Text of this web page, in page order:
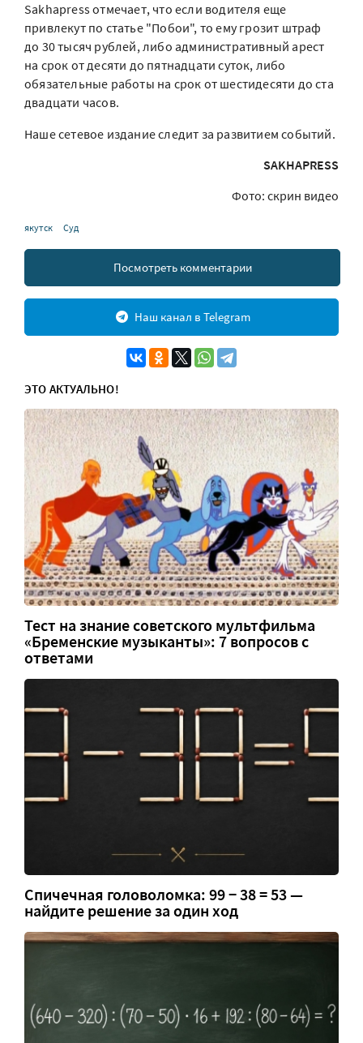
Sakhapress отмечает, что если водителя еще
привлекут по статье "Побои", то ему грозит штраф
до 30 тысяч рублей, либо административный арест
на срок от десяти до пятнадцати суток, либо
обязательные работы на срок от шестидесяти до ста
двадцати часов.
Наше сетевое издание следит за развитием событий.
SAKHAPRESS
Фото: скрин видео
якутск Суд
Посмотреть комментарии
Наш канал в Telegram
ЭТО АКТУАЛЬНО!
Тест на знание советского мультфильма
«Бременские музыканты»: 7 вопросов с
ответами
Спичечная головоломка: 99 − 38 = 53 —
найдите решение за один ход